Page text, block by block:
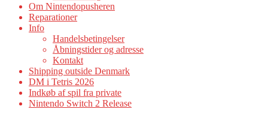
Om Nintendopusheren
Reparationer
Info
Handelsbetingelser
Åbningstider og adresse
Kontakt
Shipping outside Denmark
DM i Tetris 2026
Indkøb af spil fra private
Nintendo Switch 2 Release